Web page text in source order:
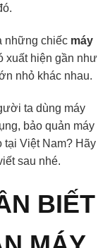
những chiếc máy
xuất hiện gần như
nhỏ khác nhau.
ta dùng máy
bảo quản máy
tại Việt Nam? Hãy
sau nhé.
BIẾT